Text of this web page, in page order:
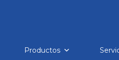
Productos